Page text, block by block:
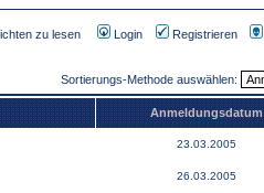
zu lesen Login Registrieren
Sortierungs-Methode auswählen:
Anmeldungsdatum
23.03.2005
26.03.2005